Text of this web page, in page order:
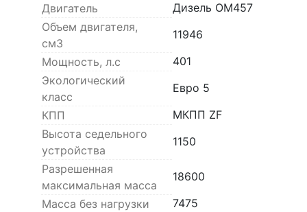
Двигатель
Дизель ОМ457
Объем двигателя,
см3
11946
Мощность, л.с
401
Экологический
класс
Евро 5
КПП
МКПП ZF
Высота седельного
устройства
1150
Разрешенная
максимальная масса
18600
Масса без нагрузки
7475